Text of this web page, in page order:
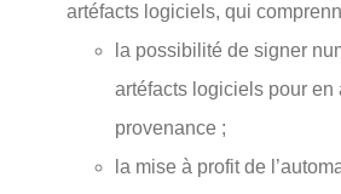
artéfacts logiciels, qui
la possibilité de signer
artéfacts logiciels pour en
provenance ;
la mise à profit de